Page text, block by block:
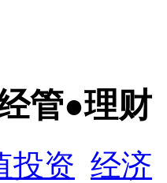
管●理财
投资 经济